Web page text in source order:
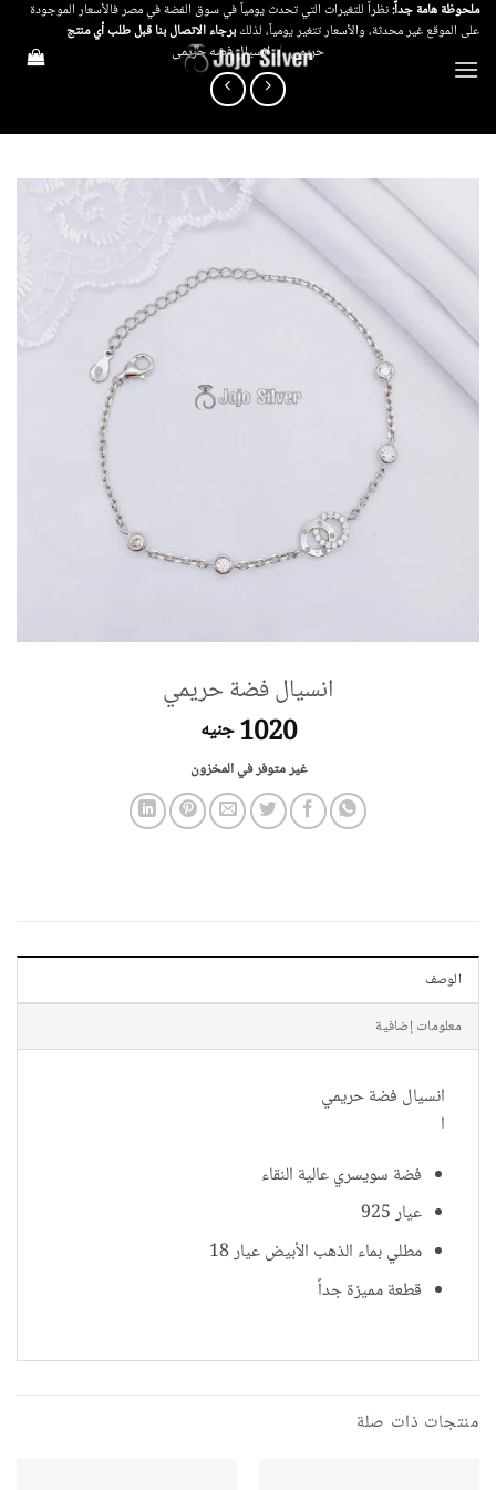
تخطي
للمحتوى
ملحوظة هامة جداً:نظراً للتغيرات التي تحدث يومياً في سوق الفضة في مصر فالأسعار الموجودة
على الموقع غير محدثة، والأسعار تتغير يومياً، لذلكبرجاء الاتصال بنا قبل طلب أي منتج
حريمي / انسيال فضه حريمى
انسيال فضة حريمي
1020 جنيه
غير متوفر في المخزون
الوصف
معلومات إضافية
انسيال فضة حريمي
ا
فضة سويسري عالية النقاء
عيار 925
مطلي بماء الذهب الأبيض عيار 18
قطعة مميزة جداً
منتجات ذات صلة